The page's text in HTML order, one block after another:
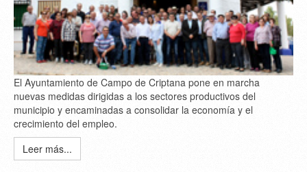
El Ayuntamiento de Campo de Criptana pone en marcha
nuevas medidas dirigidas a los sectores productivos del
municipio y encaminadas a consolidar la economía y el
crecimiento del empleo.
Leer más...